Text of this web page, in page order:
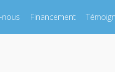
nous Financement